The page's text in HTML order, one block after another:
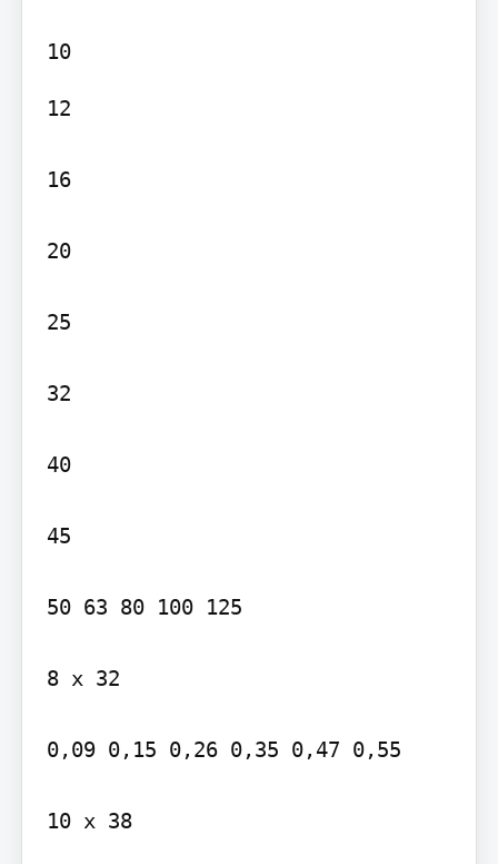
10
12
16
20
25
32
40
45
50 63 80 100 125
8 x 32
0,09 0,15 0,26 0,35 0,47 0,55
10 x 38